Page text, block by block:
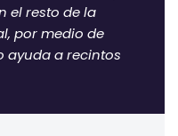
el resto de la
por medio de
ayuda a recintos